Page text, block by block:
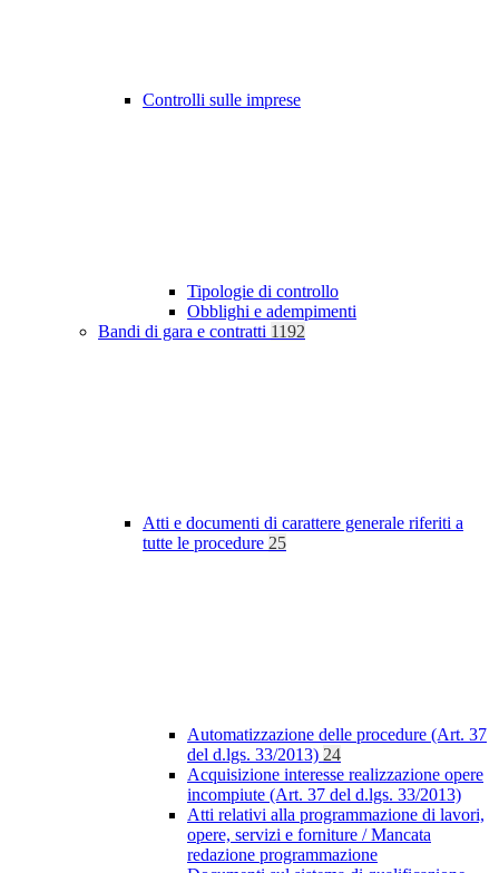
Controlli sulle imprese
Tipologie di controllo
Obblighi e adempimenti
Bandi di gara e contratti 1192
Atti e documenti di carattere generale riferiti a
tutte le procedure 25
Automatizzazione delle procedure (Art. 37
del d.lgs. 33/2013) 24
Acquisizione interesse realizzazione opere
incompiute (Art. 37 del d.lgs. 33/2013)
Atti relativi alla programmazione di lavori,
opere, servizi e forniture / Mancata
redazione programmazione